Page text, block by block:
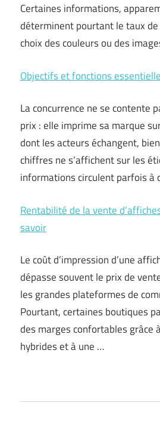
Certaines informations,
déterminent pourtant le taux
choix des couleurs ou des
Objectifs et fonctions
La concurrence ne se contente
prix : elle imprime sa marque
dont les acteurs échangent,
chiffres ne s’affichent sur les
informations circulent parfois à
Rentabilité de la vente
savoir
Le coût d’impression d’une
dépasse souvent le prix de
les grandes plateformes de
Pourtant, certaines boutiques
des marges confortables grâce
hybrides et à une …